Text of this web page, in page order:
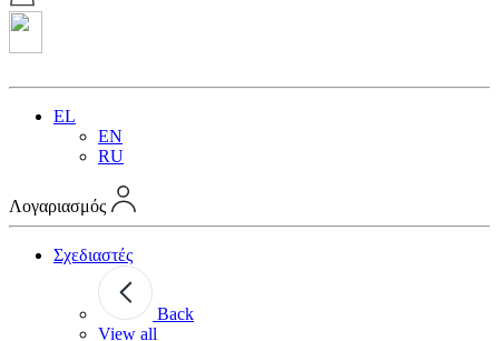
EL
EN
RU
Λογαριασμός
Σχεδιαστές
Back
View all